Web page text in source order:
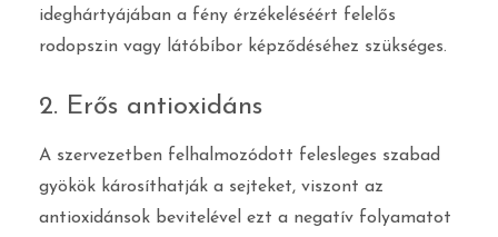
ideghártyájában a fény érzékeléséért felelős
rodopszin vagy látóbíbor képződéséhez szükséges.
2. Erős antioxidáns
A szervezetben felhalmozódott felesleges szabad
gyökök károsíthatják a sejteket, viszont az
antioxidánsok bevitelével ezt a negatív folyamatot